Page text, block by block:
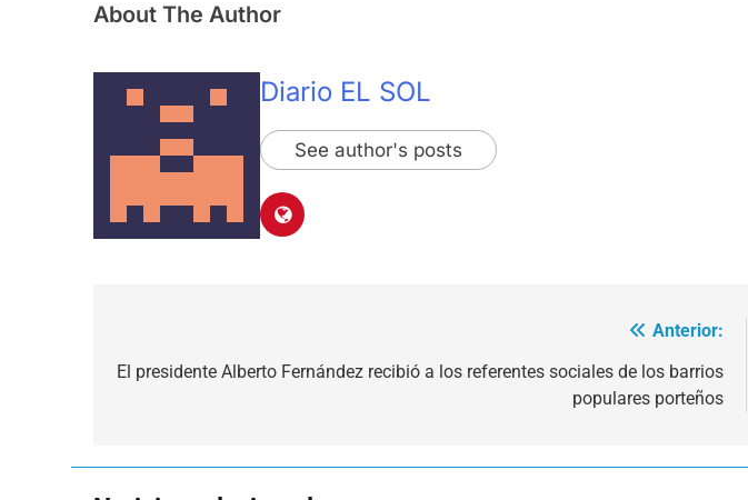
About The Author
Diario EL SOL
See author's posts
de
Anterior:
El presidente Alberto Fernández recibió a los referentes sociales de los barrios
populares porteños